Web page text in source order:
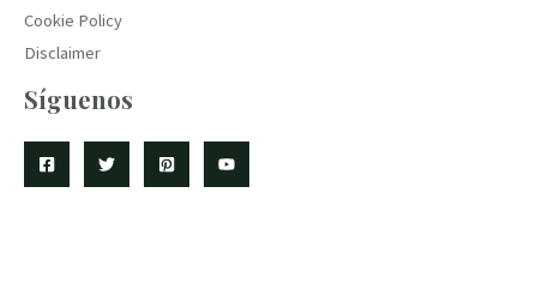
Cookie Policy
Disclaimer
Síguenos